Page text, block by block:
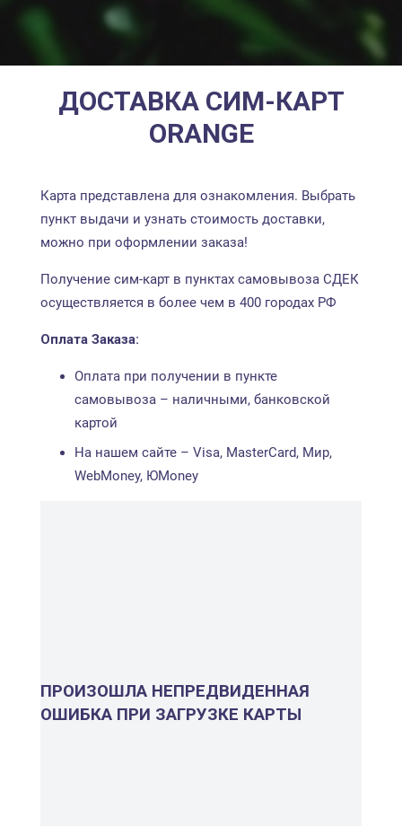
ДОСТАВКА СИМ-КАРТ
ORANGE
Карта представлена для ознакомления. Выбрать
пункт выдачи и узнать стоимость доставки,
можно при оформлении заказа!
Получение сим-карт в пунктах самовывоза СДЕК
осуществляется в более чем в 400 городах РФ
Оплата Заказа:
Оплата при получении в пункте
самовывоза – наличными, банковской
картой
На нашем сайте – Visa, MasterCard, Мир,
WebMoney, ЮMoney
ПРОИЗОШЛА НЕПРЕДВИДЕННАЯ
ОШИБКА ПРИ ЗАГРУЗКЕ КАРТЫ